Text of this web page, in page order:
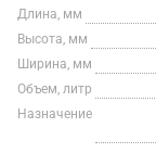
Длина, мм
Высота, мм
Ширина, мм
Объем, литр
Назначение